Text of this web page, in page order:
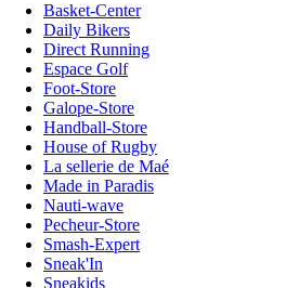
Basket-Center
Daily Bikers
Direct Running
Espace Golf
Foot-Store
Galope-Store
Handball-Store
House of Rugby
La sellerie de Maé
Made in Paradis
Nauti-wave
Pecheur-Store
Smash-Expert
Sneak'In
Sneakids